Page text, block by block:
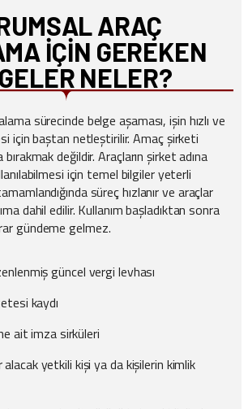
ARAÇ
İÇIN GEREKEN
NELER?
sürecinde belge aşaması, işin hızlı ve
için baştan netleştirilir. Amaç şirketi
değildir. Araçların şirket adına
için temel bilgiler yeterli
süreç hızlanır ve araçlar
dahil edilir. Kullanım başladıktan sonra
gündeme gelmez.
güncel vergi levhası
kaydı
ait imza sirküleri
yetkili kişi ya da kişilerin kimlik